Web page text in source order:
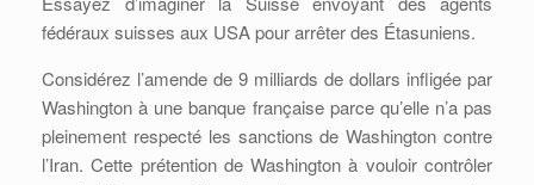
fédéraux suisses aux USA pour arrêter des Étasuniens.
Considérez l’amende de 9 milliards de dollars infligée par
Washington à une banque française parce qu’elle n’a pas
pleinement respecté les sanctions de Washington contre
l’Iran. Cette prétention de Washington à vouloir contrôler